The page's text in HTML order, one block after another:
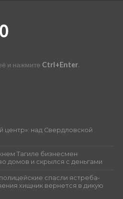
и нажмите Ctrl+Enter.
центр»: над Свердловской
Тагиле бизнесмен
домов и скрылся с деньгами
спасли ястреба-
хищник вернется в дикую